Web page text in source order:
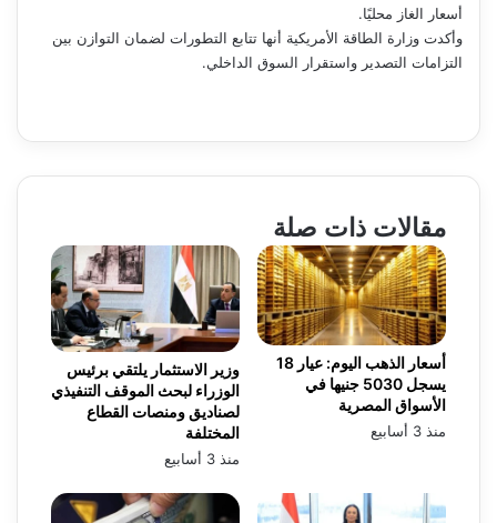
أسعار الغاز محليًا.
وأكدت وزارة الطاقة الأمريكية أنها تتابع التطورات لضمان التوازن بين
التزامات التصدير واستقرار السوق الداخلي.
مقالات ذات صلة
وزير الاستثمار يلتقي برئيس
الوزراء لبحث الموقف التنفيذي
لصناديق ومنصات القطاع
المختلفة
منذ 3 أسابيع
أسعار الذهب اليوم: عيار 18
يسجل 5030 جنيها في
الأسواق المصرية
منذ 3 أسابيع